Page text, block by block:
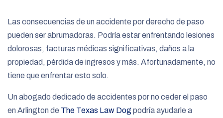
Las consecuencias de un accidente por derecho de paso
pueden ser abrumadoras. Podría estar enfrentando lesiones
dolorosas, facturas médicas significativas, daños a la
propiedad, pérdida de ingresos y más. Afortunadamente, no
tiene que enfrentar esto solo.
Un abogado dedicado de accidentes por no ceder el paso
en Arlington de The Texas Law Dog podría ayudarle a